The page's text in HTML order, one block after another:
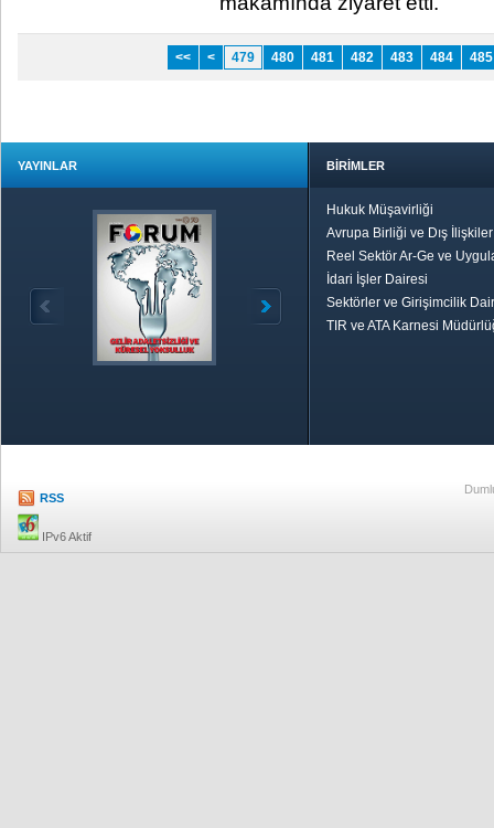
<< < 479 480 481 482 483 484 485
YAYINLAR BİRİMLER
Hukuk Müşavirliği
Avrupa Birliği ve Dış
Reel Sektör Ar-Ge ve
İdari İşler Dairesi
Sektörler ve Girişimcilik
TIR ve ATA Karnesi
RSS
IPv6 Aktif